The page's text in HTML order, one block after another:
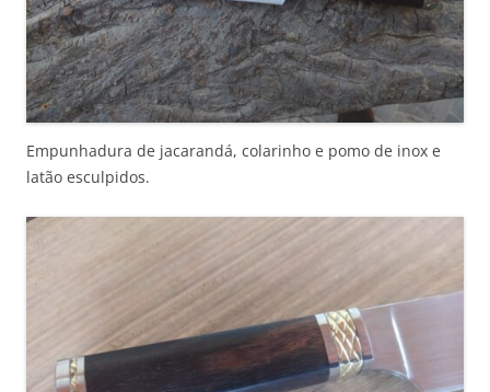
Empunhadura de jacarandá, colarinho e pomo de inox e
latão esculpidos.